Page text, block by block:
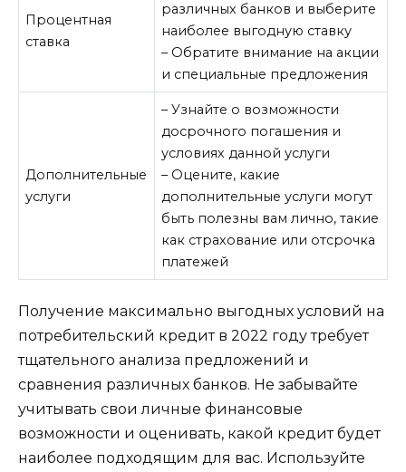
Процентная
ставка
различных банков и выберите
наиболее выгодную ставку
– Обратите внимание на акции
и специальные предложения
Дополнительные
услуги
– Узнайте о возможности
досрочного погашения и
условиях данной услуги
– Оцените, какие
дополнительные услуги могут
быть полезны вам лично, такие
как страхование или отсрочка
платежей
Получение максимально выгодных условий на
потребительский кредит в 2022 году требует
тщательного анализа предложений и
сравнения различных банков. Не забывайте
учитывать свои личные финансовые
возможности и оценивать, какой кредит будет
наиболее подходящим для вас. Используйте